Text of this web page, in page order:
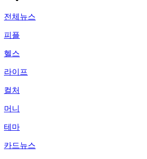
전체뉴스
피플
헬스
라이프
컬처
머니
테마
카드뉴스